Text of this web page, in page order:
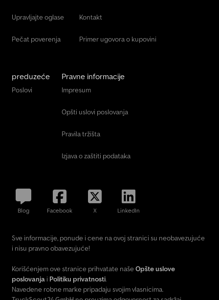
Upravljajte oglase
Pečat poverenja
Kontakt
Primer ugovora o kupovini
preduzeće
Poslovi
Pravne informacije
Impresum
Opšti uslovi poslovanja
Pravila tržišta
Izjava o zaštiti podataka
Blog Facebook X LinkedIn
Sve informacije, ponude i cene na ovoj stranici su neobavezujuće
i nisu pravno obavezujuće!
Korišćenjem ove stranice prihvatate naše Opšte uslove
poslovanja i Politiku privatnosti.
Navedene robne marke pripadaju svojim vlasnicima.